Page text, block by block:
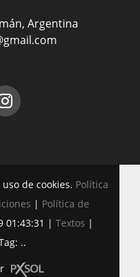
Argentina
de cookies. Política
| Política de
01:43:31 | Textos |
..